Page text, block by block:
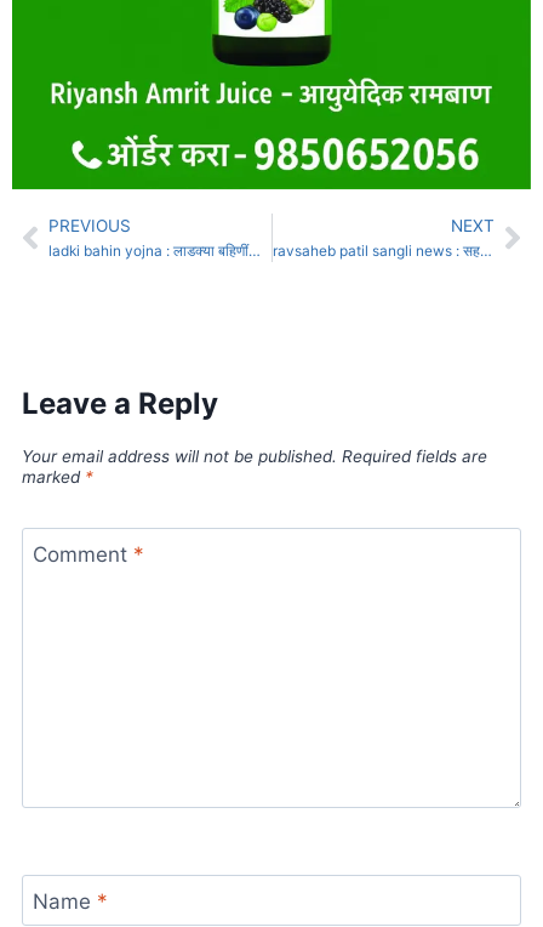
PREVIOUS
ladki bahin yojna : लाडक्या बहिणींनो पटापट खाते चेक करा, पैसे येण्यास सुरुवात, रक्षाबंधनापूर्वी 1500 रुपये जमा
NEXT
ravsaheb patil sangli news : सहकार शैक्षणिक अन् सामाजिक कार्याचा वसा ; रावसाहेब पाटील
Leave a Reply
Your email address will not be published. Required fields are
marked *
Comment *
Name *